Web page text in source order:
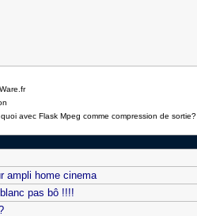
avec Flask Mpeg comme compression de sortie?
ampli home cinema
pas bô !!!!